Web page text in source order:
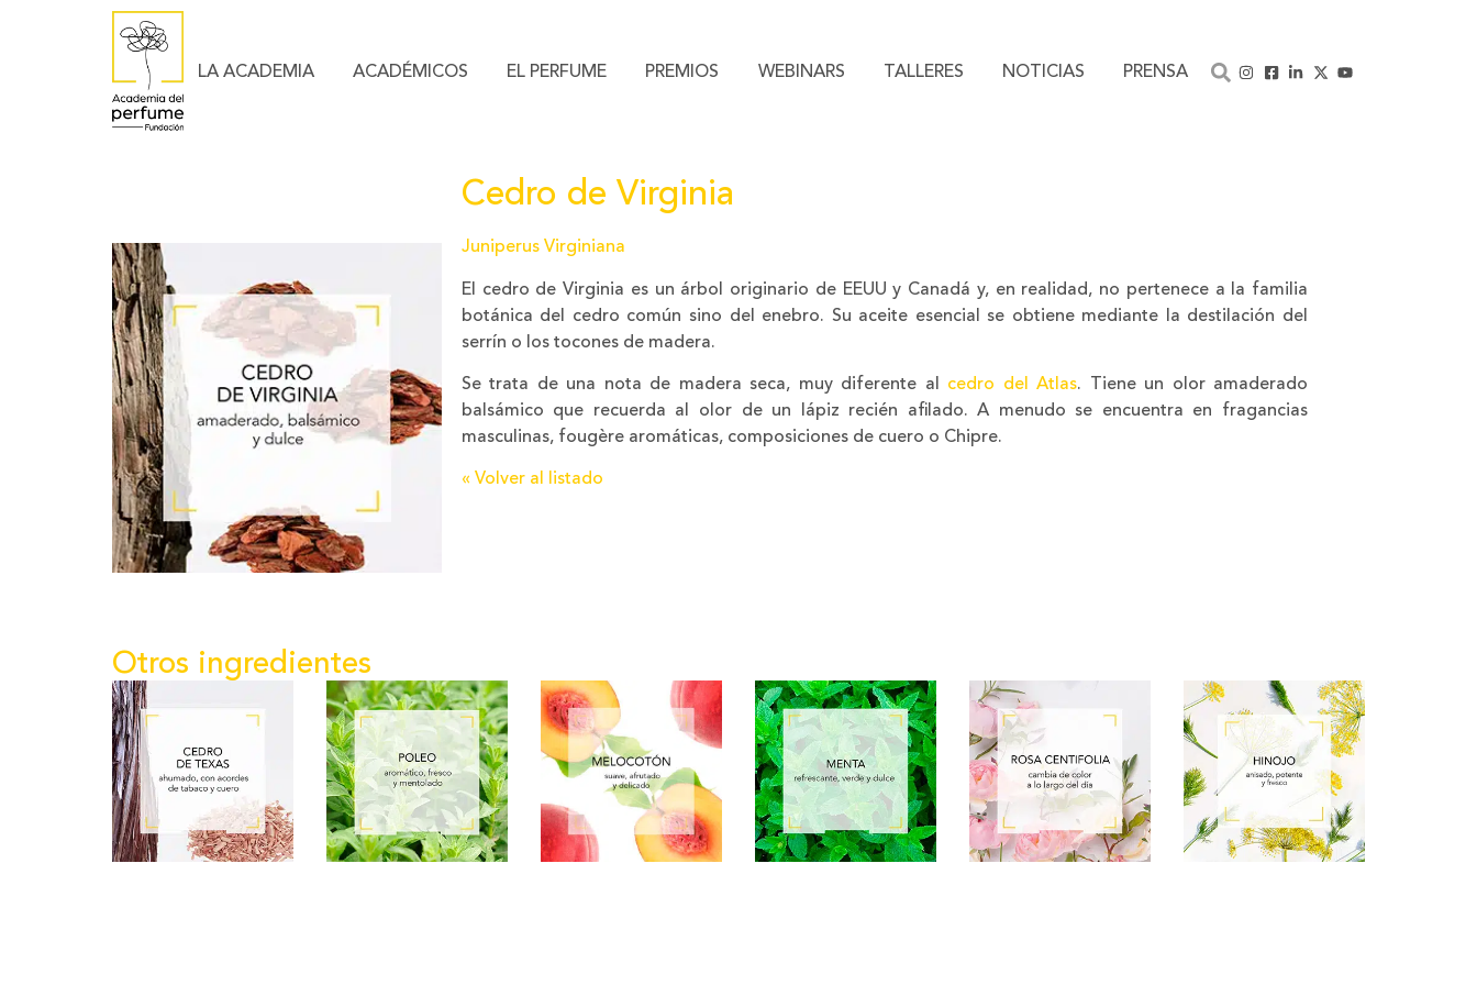
LA ACADEMIA ACADÉMICOS EL PERFUME PREMIOS WEBINARS TALLERES NOTICIAS PRENSA
Cedro de Virginia
Juniperus Virginiana
El cedro de Virginia es un árbol originario de EEUU y Canadá y, en realidad, no pertenece a la familia
botánica del cedro común sino del enebro. Su aceite esencial se obtiene mediante la destilación del
serrín o los tocones de madera.
Se trata de una nota de madera seca, muy diferente al cedro del Atlas. Tiene un olor amaderado
balsámico que recuerda al olor de un lápiz recién afilado. A menudo se encuentra en fragancias
masculinas, fougère aromáticas, composiciones de cuero o Chipre.
« Volver al listado
Otros ingredientes